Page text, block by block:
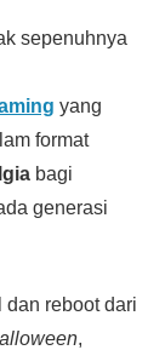
sepenuhnya
yang
format
bagi
generasi
reboot dari
,